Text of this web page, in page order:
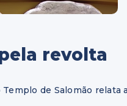
revolta
de Salomão